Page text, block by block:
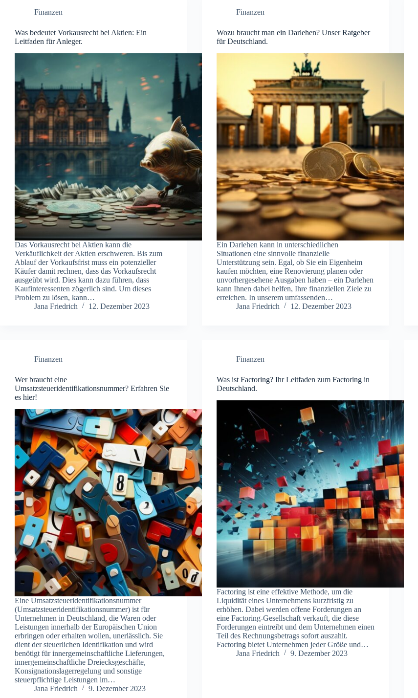
Finanzen
Was bedeutet Vorkausrecht bei Aktien: Ein
Leitfaden für Anleger.
Das Vorkausrecht bei Aktien kann die
Verkäuflichkeit der Aktien erschweren. Bis zum
Ablauf der Vorkaufsfrist muss ein potenzieller
Käufer damit rechnen, dass das Vorkaufsrecht
ausgeübt wird. Dies kann dazu führen, dass
Kaufinteressenten zögerlich sind. Um dieses
Problem zu lösen, kann…
Jana Friedrich
12. Dezember 2023
Finanzen
Wozu braucht man ein Darlehen? Unser Ratgeber
für Deutschland.
Ein Darlehen kann in unterschiedlichen
Situationen eine sinnvolle finanzielle
Unterstützung sein. Egal, ob Sie ein Eigenheim
kaufen möchten, eine Renovierung planen oder
unvorhergesehene Ausgaben haben – ein Darlehen
kann Ihnen dabei helfen, Ihre finanziellen Ziele zu
erreichen. In unserem umfassenden…
Jana Friedrich
12. Dezember 2023
Finanzen
Wer braucht eine
Umsatzsteueridentifikationsnummer? Erfahren Sie
es hier!
Eine Umsatzsteueridentifikationsnummer
(Umsatzsteueridentifikationsnummer) ist für
Unternehmen in Deutschland, die Waren oder
Leistungen innerhalb der Europäischen Union
erbringen oder erhalten wollen, unerlässlich. Sie
dient der steuerlichen Identifikation und wird
benötigt für innergemeinschaftliche Lieferungen,
innergemeinschaftliche Dreiecksgeschäfte,
Konsignationslagerregelung und sonstige
steuerpflichtige Leistungen im…
Jana Friedrich
9. Dezember 2023
Finanzen
Was ist Factoring? Ihr Leitfaden zum Factoring in
Deutschland.
Factoring ist eine effektive Methode, um die
Liquidität eines Unternehmens kurzfristig zu
erhöhen. Dabei werden offene Forderungen an
eine Factoring-Gesellschaft verkauft, die diese
Forderungen eintreibt und dem Unternehmen einen
Teil des Rechnungsbetrags sofort auszahlt.
Factoring bietet Unternehmen jeder Größe und…
Jana Friedrich
9. Dezember 2023